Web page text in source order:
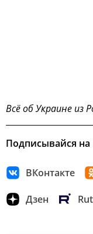
Всё об Украине из
Подписывайся на
ВКонтакте
Дзен